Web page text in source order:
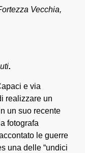
Vecchia,
.
e via
realizzare un
un suo recente
fotografa
le guerre
una delle “undici